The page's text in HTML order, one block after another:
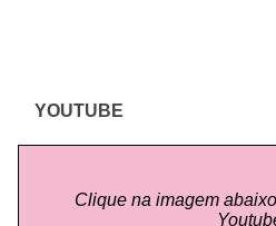
YOUTUBE
Clique na imagem